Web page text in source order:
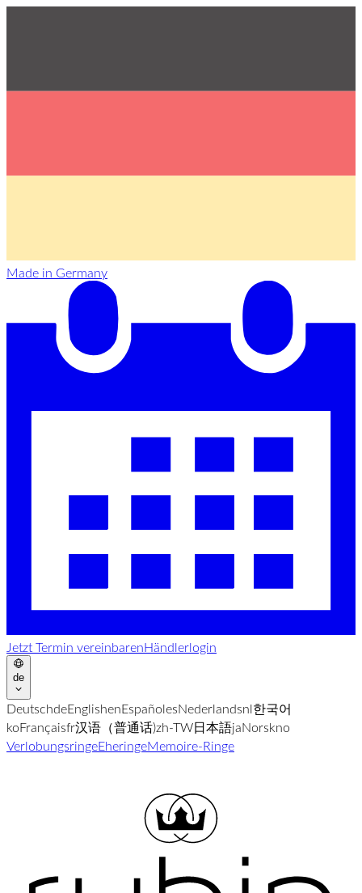
Made in Germany
Jetzt Termin vereinbarenHändlerlogin
de
DeutschdeEnglishenEspañolesNederlandsnl한국어
koFrançaisfr汉语（普通话)zh-TW日本語jaNorskno
VerlobungsringeEheringeMemoire-Ringe